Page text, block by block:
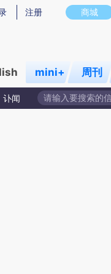
意图存在偏差。不代表财新
商城
注册
mini+ 周刊
讣闻